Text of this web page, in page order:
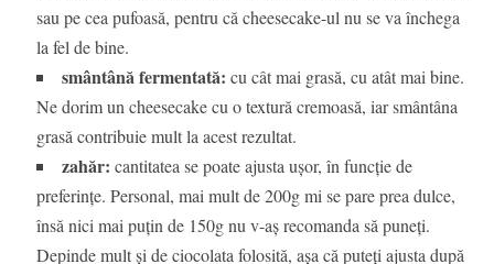
sau pe cea pufoasă, pentru că cheesecake-ul nu se va închega
la fel de bine.
smântână fermentată: cu cât mai grasă, cu atât mai bine.
Ne dorim un cheesecake cu o textură cremoasă, iar smântâna
grasă contribuie mult la acest rezultat.
zahăr: cantitatea se poate ajusta ușor, în funcție de
preferințe. Personal, mai mult de 200g mi se pare prea dulce,
însă nici mai puțin de 150g nu v-aș recomanda să puneți.
Depinde mult și de ciocolata folosită, așa că puteți ajusta după